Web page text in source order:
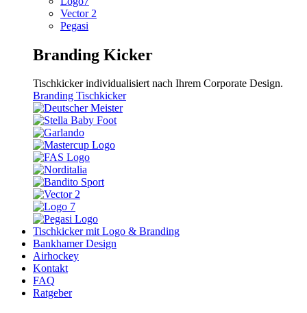
Vector 2
Pegasi
Branding Kicker
Tischkicker individualisiert nach Ihrem Corporate Design.
Branding Tischkicker
Tischkicker mit Logo & Branding
Bankhamer Design
Airhockey
Kontakt
FAQ
Ratgeber